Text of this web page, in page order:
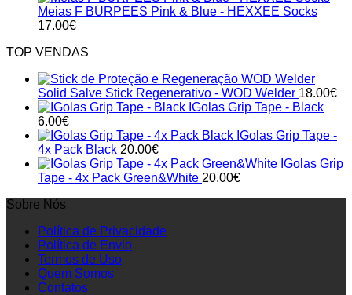
Meias F BURPEES Pink & Blue - HEXXEE Socks
17.00€
TOP VENDAS
Solid Salve Stick Regenerativo - WOD Welder 18.00€
IGolas Grip Tape - Black
6.00€
IGolas Grip Tape -
4x Pack Black 20.00€
IGolas Grip
Tape - 4x Pack Green&White 20.00€
Sobre Nós
Política de Privacidade
Política de Envio
Termos de Uso
Quem Somos
Contatos